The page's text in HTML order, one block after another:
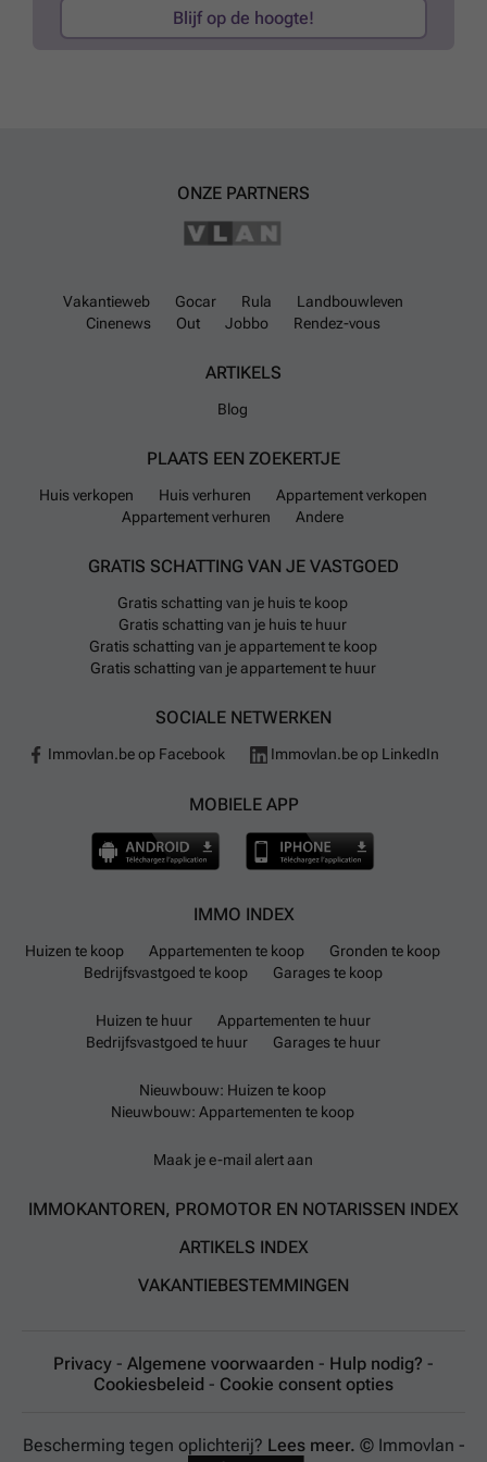
stabiele huurder. Foto’s zijn ter illustratie en gebaseerd op een
voorbeeldwoning. 👉 Interesse? Contacteer ons vandaag nog voor
Blijf op de hoogte!
ONZE PARTNERS
Vakantieweb Gocar Rula
Landbouwleven
Cinenews
Out Jobbo Rendez-vous
ARTIKELS
Blog
PLAATS EEN ZOEKERTJE
Huis verkopen Huis verhuren
Appartement verkopen
Appartement verhuren
Andere
GRATIS SCHATTING VAN JE VASTGOED
Gratis schatting van je huis te koop
Gratis schatting van je huis te huur
Gratis schatting van je appartement te koop
Gratis schatting van je appartement te huur
SOCIALE NETWERKEN
Immovlan.be op Facebook Immovlan.be op LinkedIn
MOBIELE APP
IMMO INDEX
Huizen te koop Appartementen te koop
Gronden te koop
Bedrijfsvastgoed te koop
Garages te koop
Huizen te huur
Appartementen te huur
Bedrijfsvastgoed te huur
Garages te huur
Nieuwbouw: Huizen te koop
Nieuwbouw: Appartementen te koop
Maak je e-mail alert aan
IMMOKANTOREN, PROMOTOR EN NOTARISSEN INDEX
ARTIKELS INDEX
VAKANTIEBESTEMMINGEN
Privacy - Algemene voorwaarden - Hulp nodig? -
Cookiesbeleid - Cookie consent opties
Bescherming tegen oplichterij? Lees meer. © Immovlan -